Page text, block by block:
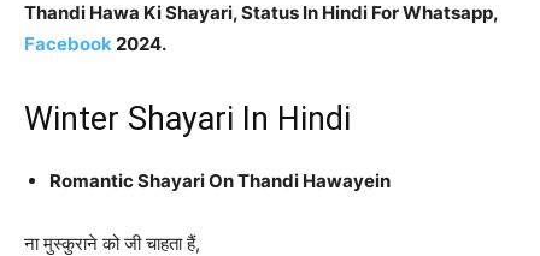
Thandi Hawa Ki Shayari, Status In Hindi For Whatsapp,
Facebook2024.
Winter Shayari In Hindi
Romantic Shayari On Thandi Hawayein
ना मुस्कुराने को जी चाहता हैं,